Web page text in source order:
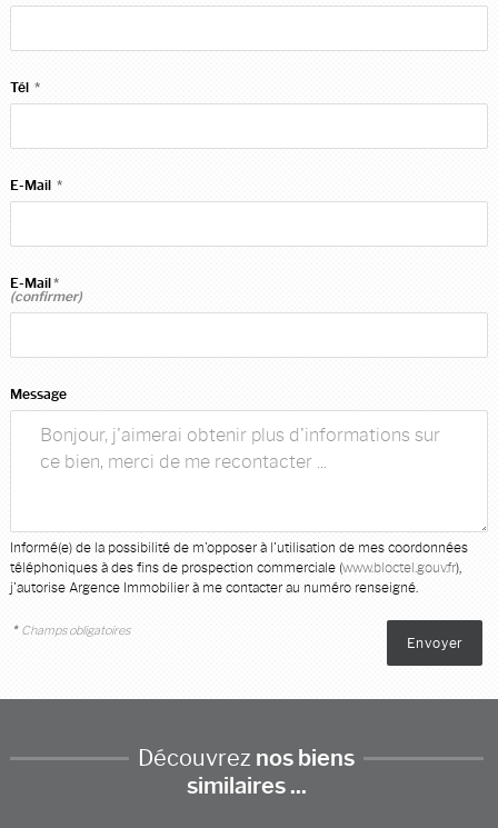
Tél *
E-Mail *
E-Mail*
(confirmer)
Message
Informé(e) de la possibilité de m'opposer à l'utilisation de mes coordonnées
téléphoniques à des fins de prospection commerciale (www.bloctel.gouv.fr),
j'autorise Argence Immobilier à me contacter au numéro renseigné.
* Champs obligatoires
Découvrez nos biens
similaires ...